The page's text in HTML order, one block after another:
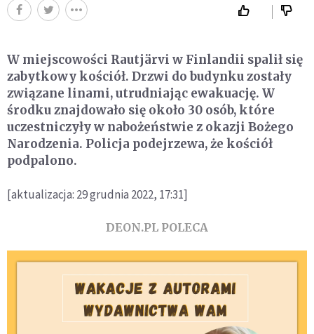
W miejscowości Rautjärvi w Finlandii spalił się
zabytkowy kościół. Drzwi do budynku zostały
związane linami, utrudniając ewakuację. W
środku znajdowało się około 30 osób, które
uczestniczyły w nabożeństwie z okazji Bożego
Narodzenia. Policja podejrzewa, że kościół
podpalono.
[aktualizacja: 29 grudnia 2022, 17:31]
DEON.PL POLECA